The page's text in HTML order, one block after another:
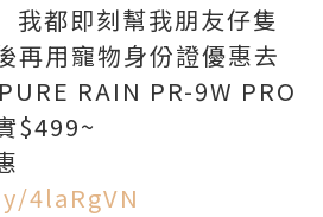
我都即刻幫我朋友仔隻
再用寵物身份證優惠去
RAIN PR-9W PRO
$499~
4laRgVN